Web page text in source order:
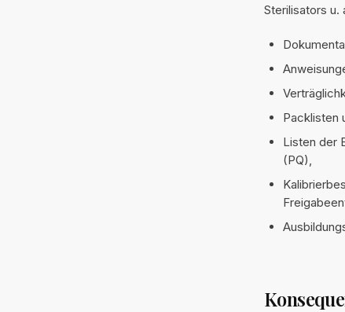
Sterilisators u.
Packlisten
Listen der
(PQ),